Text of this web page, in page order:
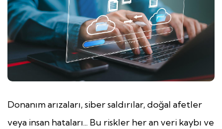
Donanım arızaları, siber saldırılar, doğal afetler
veya insan hataları... Bu riskler her an veri kaybı ve